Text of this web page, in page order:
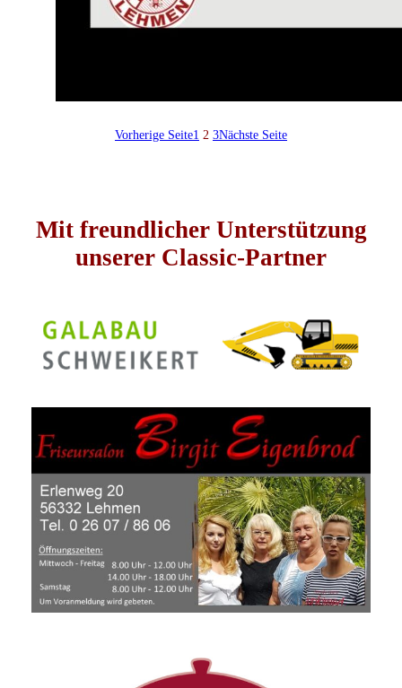
Vorherige Seite1 2 3Nächste Seite
Mit freundlicher Unterstützung
unserer Classic-Partner